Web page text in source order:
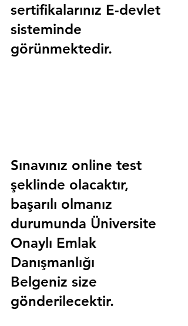
sertifikalarınız E-devlet
sisteminde
görünmektedir.
Sınavınız online test
şeklinde olacaktır,
başarılı olmanız
durumunda Üniversite
Onaylı Emlak
Danışmanlığı
Belgeniz size
gönderilecektir.